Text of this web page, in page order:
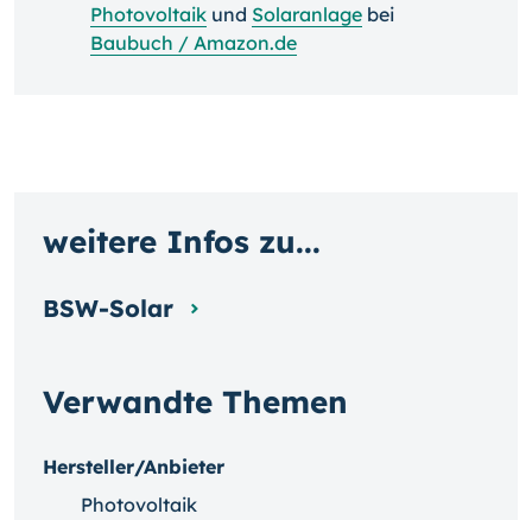
Photovoltaik und Solaranlage bei
Baubuch / Amazon.de
Verwandte Themen
Hersteller/Anbieter
Photovoltaik
weitere Infos zu...
BSW-Solar